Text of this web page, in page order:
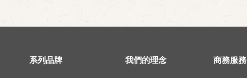
系列品牌 我們的理念 商務服務